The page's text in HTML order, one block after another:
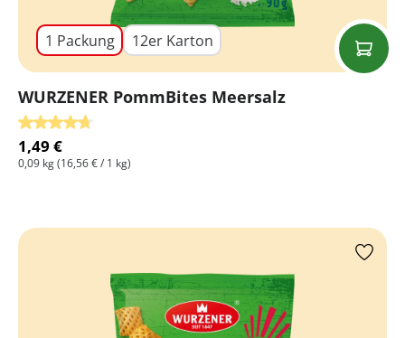
1 Packung 12er Karton
WURZENER PommBites Meersalz
Durchschnittliche Bewertung von 4.8 von 5 Sternen
1,49 €
0,09 kg(16,56 € / 1 kg)